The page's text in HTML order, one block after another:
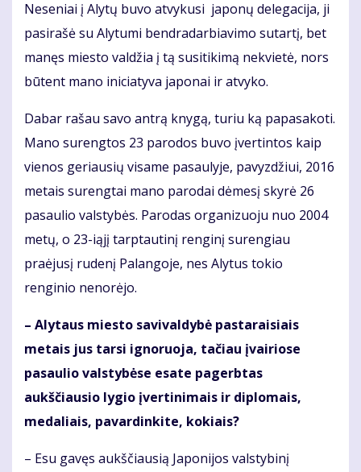
Neseniai į Alytų buvo atvykusi japonų delegacija, ji
pasirašė su Alytumi bendradarbiavimo sutartį, bet
manęs miesto valdžia į tą susitikimą nekvietė, nors
būtent mano iniciatyva japonai ir atvyko.
Dabar rašau savo antrą knygą, turiu ką papasakoti.
Mano surengtos 23 parodos buvo įvertintos kaip
vienos geriausių visame pasaulyje, pavyzdžiui, 2016
metais surengtai mano parodai dėmesį skyrė 26
pasaulio valstybės. Parodas organizuoju nuo 2004
metų, o 23-iąjį tarptautinį renginį surengiau
praėjusį rudenį Palangoje, nes Alytus tokio
renginio nenorėjo.
– Alytaus miesto savivaldybė pastaraisiais
metais jus tarsi ignoruoja, tačiau įvairiose
pasaulio valstybėse esate pagerbtas
aukščiausio lygio įvertinimais ir diplomais,
medaliais, pavardinkite, kokiais?
– Esu gavęs aukščiausią Japonijos valstybinį